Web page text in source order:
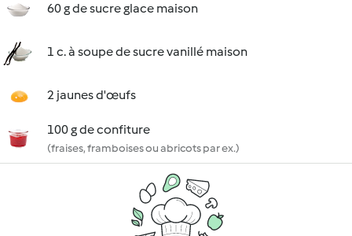
60 g de sucre glace maison
1 c. à soupe de sucre vanillé maison
2 jaunes d'œufs
100 g de confiture
(fraises, framboises ou abricots par ex.)